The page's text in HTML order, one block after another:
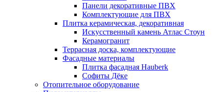
Панели декоративные ПВХ
Комплектующие для ПВХ
Плитка керамическая, декоративная
Искусственный камень Атлас Стоун
Керамогранит
Террасная доска, комплектующие
Фасадные материалы
Плитка фасадная Hauberk
Софиты Дёке
Отопительное оборудование